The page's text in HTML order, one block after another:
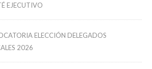
EJECUTIVO
ELECCIÓN DELEGADOS
2026